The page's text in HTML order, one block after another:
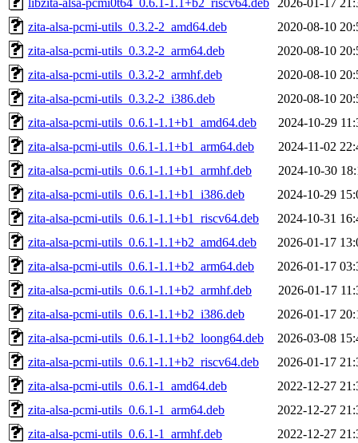
zita-alsa-pcmi-utils_0.3.2-2_amd64.deb
2020-08-10
zita-alsa-pcmi-utils_0.3.2-2_arm64.deb
2020-08-10
zita-alsa-pcmi-utils_0.3.2-2_armhf.deb
2020-08-10
zita-alsa-pcmi-utils_0.3.2-2_i386.deb
2020-08-10
zita-alsa-pcmi-utils_0.6.1-1.1+b1_amd64.deb
2024-10-29
zita-alsa-pcmi-utils_0.6.1-1.1+b1_arm64.deb
2024-11-02
zita-alsa-pcmi-utils_0.6.1-1.1+b1_armhf.deb
2024-10-30
zita-alsa-pcmi-utils_0.6.1-1.1+b1_i386.deb
2024-10-29
zita-alsa-pcmi-utils_0.6.1-1.1+b1_riscv64.deb
2024-10-31
zita-alsa-pcmi-utils_0.6.1-1.1+b2_amd64.deb
2026-01-17
zita-alsa-pcmi-utils_0.6.1-1.1+b2_arm64.deb
2026-01-17
zita-alsa-pcmi-utils_0.6.1-1.1+b2_armhf.deb
2026-01-17
zita-alsa-pcmi-utils_0.6.1-1.1+b2_i386.deb
2026-01-17
zita-alsa-pcmi-utils_0.6.1-1.1+b2_loong64.deb
2026-03-08
zita-alsa-pcmi-utils_0.6.1-1.1+b2_riscv64.deb
2026-01-17
zita-alsa-pcmi-utils_0.6.1-1_amd64.deb
2022-12-27
zita-alsa-pcmi-utils_0.6.1-1_arm64.deb
2022-12-27
zita-alsa-pcmi-utils_0.6.1-1_armhf.deb
2022-12-27